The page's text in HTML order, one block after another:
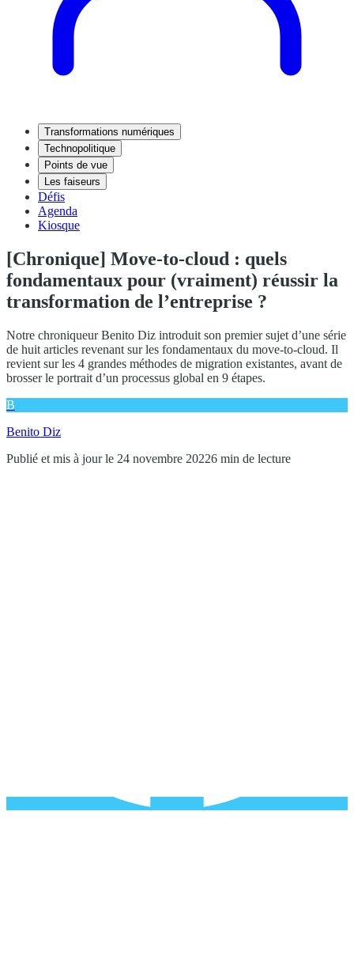
Transformations numériques
Technopolitique
Points de vue
Les faiseurs
Défis
Agenda
Kiosque
[Chronique] Move-to-cloud : quels
fondamentaux pour (vraiment) réussir la
transformation de l’entreprise ?
Notre chroniqueur Benito Diz introduit son premier sujet d’une série
de huit articles revenant sur les fondamentaux du move-to-cloud. Il
revient sur les 4 grandes méthodes de migration existantes, avant de
brosser le portrait d’un processus global en 9 étapes.
B
Benito Diz
Publié et mis à jour le 24 novembre 20226 min de lecture